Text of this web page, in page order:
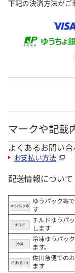
下記の決済方法がご
マークや記載
よくあるお問い
お支払い方法
配送情報について
ゆうパック等
す
チルドゆうパ
します
冷凍ゆうパッ
ます。
佐川急便での
ます